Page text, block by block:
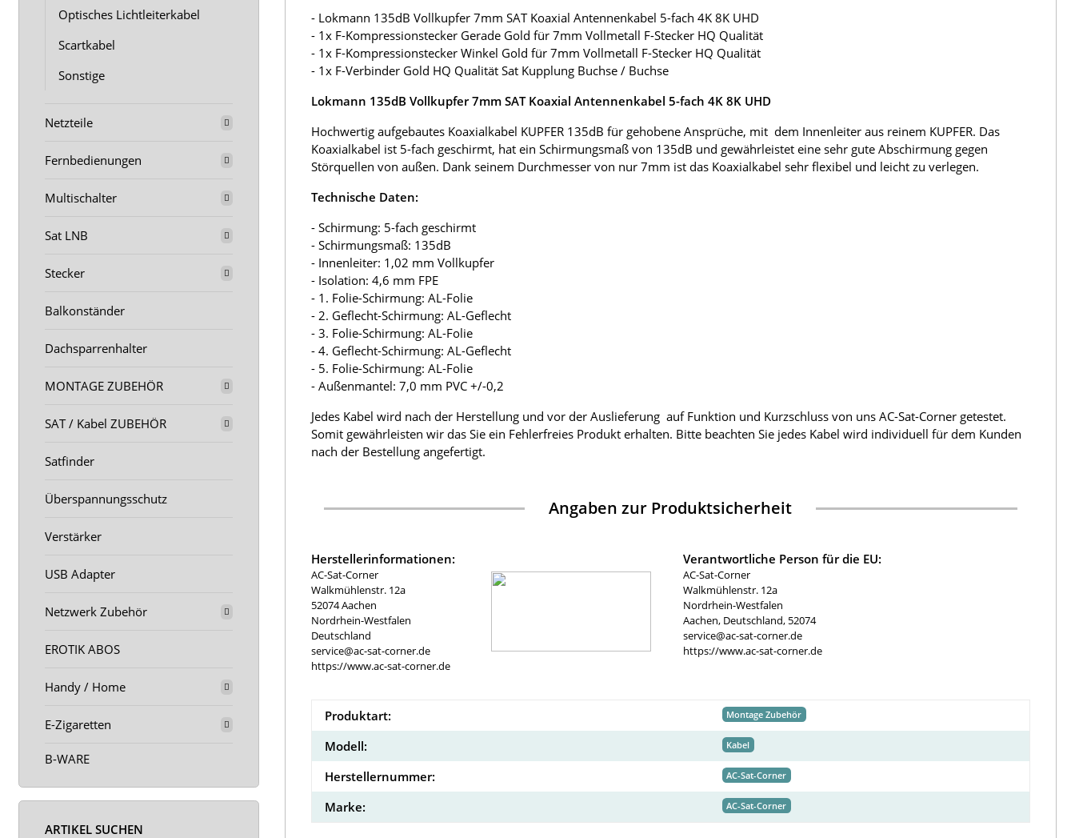
- Lokmann 135dB Vollkupfer 7mm SAT Koaxial Antennenkabel 5-fach 4K 8K UHD
- 1x F-Kompressionstecker Gerade Gold für 7mm Vollmetall F-Stecker HQ Qualität
- 1x F-Kompressionstecker Winkel Gold für 7mm Vollmetall F-Stecker HQ Qualität
- 1x F-Verbinder Gold HQ Qualität Sat Kupplung Buchse / Buchse
Lokmann 135dB Vollkupfer 7mm SAT Koaxial Antennenkabel 5-fach 4K 8K UHD
Hochwertig aufgebautes Koaxialkabel KUPFER 135dB für gehobene Ansprüche, mit dem Innenleiter aus reinem KUPFER. Das
Koaxialkabel ist 5-fach geschirmt, hat ein Schirmungsmaß von 135dB und gewährleistet eine sehr gute Abschirmung gegen
Störquellen von außen. Dank seinem Durchmesser von nur 7mm ist das Koaxialkabel sehr flexibel und leicht zu verlegen.
Technische Daten:
- Schirmung: 5-fach geschirmt
- Schirmungsmaß: 135dB
- Innenleiter: 1,02 mm Vollkupfer
- Isolation: 4,6 mm FPE
- 1. Folie-Schirmung: AL-Folie
- 2. Geflecht-Schirmung: AL-Geflecht
- 3. Folie-Schirmung: AL-Folie
- 4. Geflecht-Schirmung: AL-Geflecht
- 5. Folie-Schirmung: AL-Folie
- Außenmantel: 7,0 mm PVC +/-0,2
Jedes Kabel wird nach der Herstellung und vor der Auslieferung auf Funktion und Kurzschluss von uns AC-Sat-Corner getestet.
Somit gewährleisten wir das Sie ein Fehlerfreies Produkt erhalten. Bitte beachten Sie jedes Kabel wird individuell für dem Kunden
nach der Bestellung angefertigt.
Angaben zur Produktsicherheit
Herstellerinformationen:
AC-Sat-Corner
Walkmühlenstr. 12a
52074 Aachen
Nordrhein-Westfalen
Deutschland
service@ac-sat-corner.de
https://www.ac-sat-corner.de
Verantwortliche Person für die EU:
AC-Sat-Corner
Walkmühlenstr. 12a
Nordrhein-Westfalen
Aachen, Deutschland, 52074
service@ac-sat-corner.de
https://www.ac-sat-corner.de
Produktart: Montage Zubehör
Modell: Kabel
Herstellernummer: AC-Sat-Corner
Marke: AC-Sat-Corner
Optisches Lichtleiterkabel
Scartkabel
Sonstige
Netzteile
Fernbedienungen
Multischalter
Sat LNB
Stecker
Balkonständer
Dachsparrenhalter
MONTAGE ZUBEHÖR
SAT / Kabel ZUBEHÖR
Satfinder
Überspannungsschutz
Verstärker
USB Adapter
Netzwerk Zubehör
EROTIK ABOS
Handy / Home
E-Zigaretten
B-WARE
ARTIKEL SUCHEN